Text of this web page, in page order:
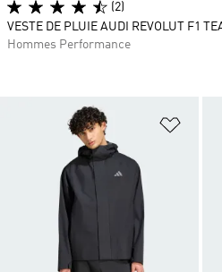
(2)
VESTE DE PLUIE AUDI REVOLUT F1
Hommes Performance